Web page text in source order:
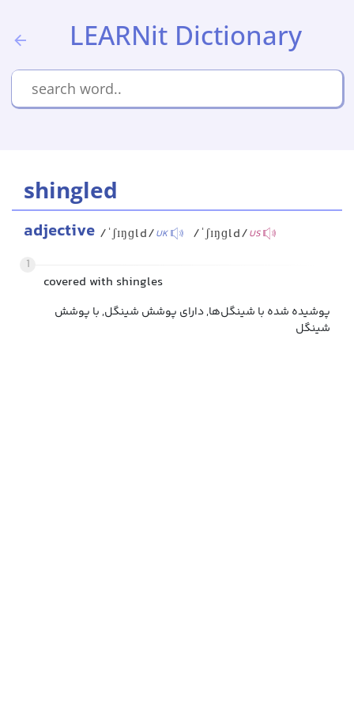
LEARNit Dictionary
shingled
adjective /ˈʃɪŋɡld/UK /ˈʃɪŋɡld/US
1
covered with shingles
پوشیده شده با شینگل‌ها, دارای پوشش شینگل, با پوشش
شینگل